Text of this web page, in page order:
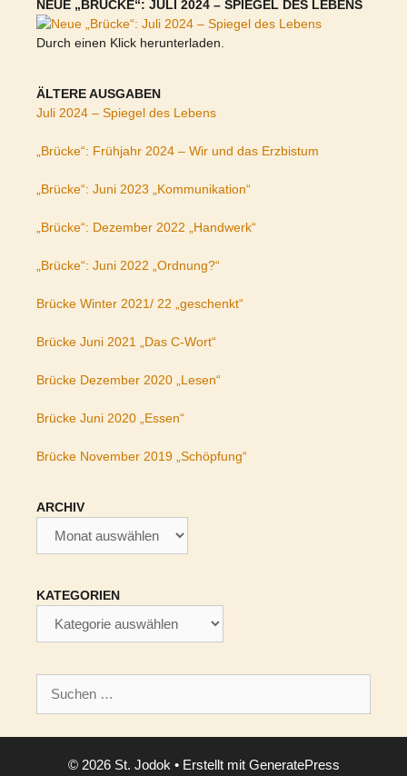
NEUE „BRÜCKE“: JULI 2024 – SPIEGEL DES LEBENS
Durch einen Klick herunterladen.
ÄLTERE AUSGABEN
Juli 2024 – Spiegel des Lebens
„Brücke“: Frühjahr 2024 – Wir und das Erzbistum
„Brücke“: Juni 2023 „Kommunikation“
„Brücke“: Dezember 2022 „Handwerk“
„Brücke“: Juni 2022 „Ordnung?“
Brücke Winter 2021/ 22 „geschenkt“
Brücke Juni 2021 „Das C-Wort“
Brücke Dezember 2020 „Lesen“
Brücke Juni 2020 „Essen“
Brücke November 2019 „Schöpfung“
ARCHIV
KATEGORIEN
nach:
© 2026 St. Jodok • Erstellt mit GeneratePress